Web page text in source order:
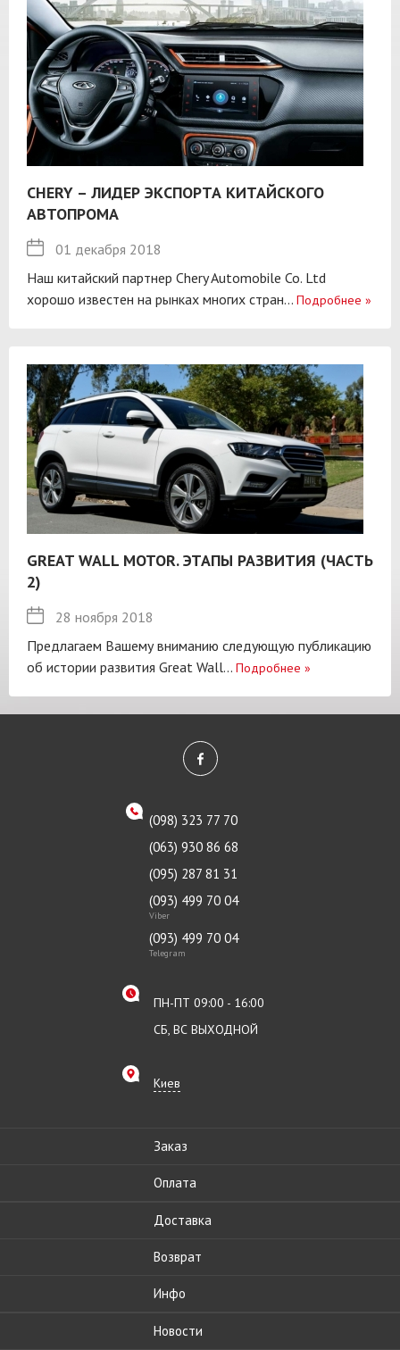
CHERY – ЛИДЕР ЭКСПОРТА КИТАЙСКОГО
АВТОПРОМА
01 декабря 2018
Наш китайский партнер Chery Automobile Co. Ltd
хорошо известен на рынках многих стран... Подробнее »
GREAT WALL MOTOR. ЭТАПЫ РАЗВИТИЯ (ЧАСТЬ
2)
28 ноября 2018
Предлагаем Вашему вниманию следующую публикацию
об истории развития Great Wall... Подробнее »
(098) 323 77 70
(063) 930 86 68
(095) 287 81 31
(093) 499 70 04
Viber
(093) 499 70 04
Telegram
ПН-ПТ 09:00 - 16:00
СБ, ВС ВЫХОДНОЙ
Киев
Заказ
Оплата
Доставка
Возврат
Инфо
Новости